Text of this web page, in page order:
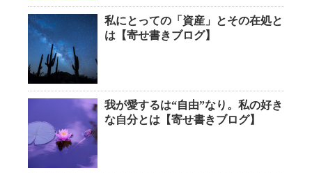
私にとっての「資産」とその在処と
は【寄せ書きブログ】
我が愛するは“自由”なり。私の好き
な自分とは【寄せ書きブログ】